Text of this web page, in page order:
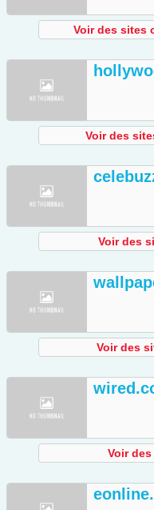
Voir des sites
Voir des
Voir des
Voir des
Voir